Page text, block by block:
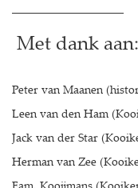
Met dank aan:
Peter van Maanen
Leen van den Ham
Jack van der Star
Herman van Zee